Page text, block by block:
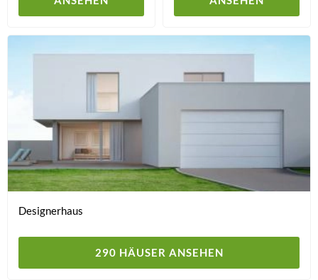
Designerhaus
290 HÄUSER ANSEHEN